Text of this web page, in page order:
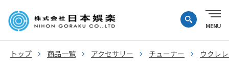
トップ 商品一覧 アクセサリー チューナー ウクレ